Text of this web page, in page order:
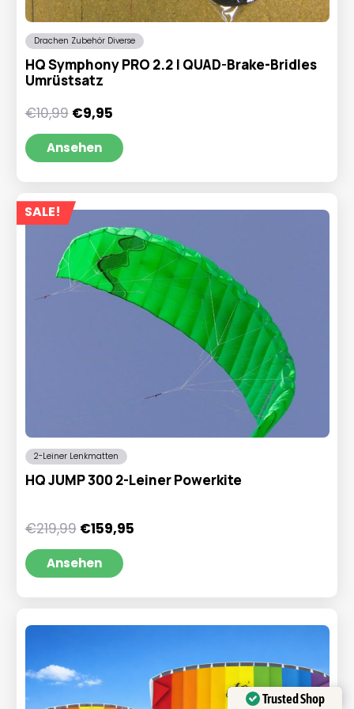
Drachen Zubehör Diverse
HQ Symphony PRO 2.2 | QUAD-Brake-Bridles
Umrüstsatz
€10,99 Ursprünglicher
Preis
war:
€10,99
€9,95Aktueller
Preis
ist:
€9,95.
Ansehen
SALE!
2-Leiner Lenkmatten
HQ JUMP 300 2-Leiner Powerkite
€219,99 Ursprünglicher
Preis
war:
€219,99
€159,95Aktueller
Ansehen
Trusted Shop